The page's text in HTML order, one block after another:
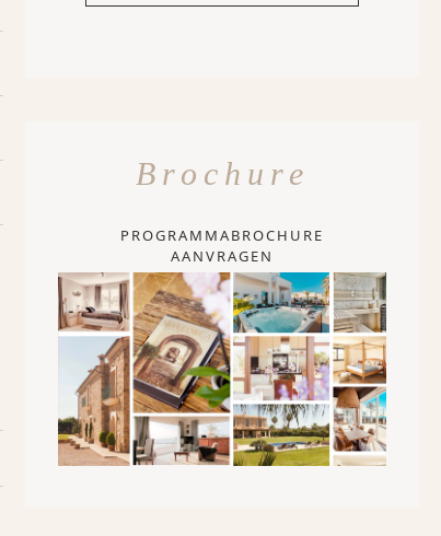
Brochure
PROGRAMMABROCHURE
AANVRAGEN